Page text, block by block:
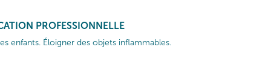
PROFESSIONNELLE
enfants. Éloigner des objets inflammables.